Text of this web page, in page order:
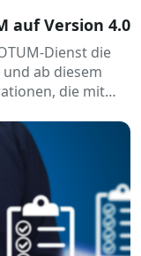
auf Version 4.0
Dienst die
ab diesem
die mit